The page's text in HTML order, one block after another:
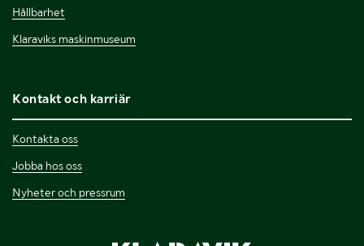
Hållbarhet
Klaraviks maskinmuseum
Kontakt och karriär
Kontakta oss
Jobba hos oss
Nyheter och pressrum